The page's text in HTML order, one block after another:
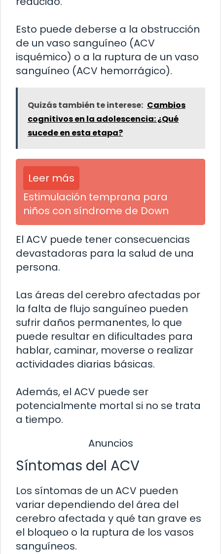
Esto puede deberse a la obstrucción
de un vaso sanguíneo (ACV
isquémico) o a la ruptura de un vaso
sanguíneo (ACV hemorrágico).
Quizás también te interese: Cambios
cognitivos en la adolescencia: ¿Qué
sucede en esta etapa?
Leer más
Estimulación temprana para
niños con síndrome de Down
El ACV puede tener consecuencias
devastadoras para la salud de una
persona.
Las áreas del cerebro afectadas por
la falta de flujo sanguíneo pueden
sufrir daños permanentes, lo que
puede resultar en dificultades para
hablar, caminar, moverse o realizar
actividades diarias básicas.
Además, el ACV puede ser
potencialmente mortal si no se trata
a tiempo.
Anuncios
Síntomas del ACV
Los síntomas de un ACV pueden
variar dependiendo del área del
cerebro afectada y qué tan grave es
el bloqueo o la ruptura de los vasos
sanguíneos.